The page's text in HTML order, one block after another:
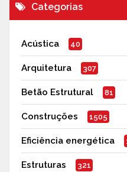
Categorias
Acústica 40
Arquitetura 307
Betão Estrutural 81
Construções 1505
Eficiência energética
Estruturas 321